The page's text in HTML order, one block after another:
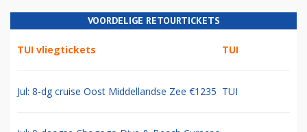
VOORDELIGE RETOURTICKETS
TUI vliegtickets TUI
Jul: 8-dg cruise Oost Middellandse Zee €1235 TUI